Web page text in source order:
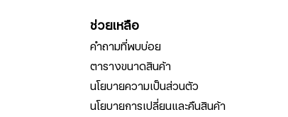
ช่วยเหลือ
คำถามที่พบบ่อย
ตารางขนาดสินค้า
นโยบายความเป็นส่วนตัว
นโยบายการเปลี่ยนและคืนสินค้า